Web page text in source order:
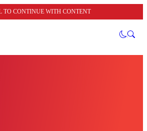
TO CONTINUE WITH CONTENT